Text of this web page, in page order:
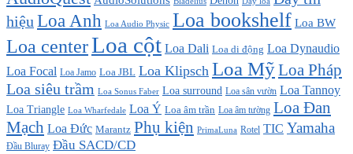
hiệu Loa Anh Loa Audio Physic Loa bookshelf Loa BW
Loa centerLoa cột Loa Dali Loa di động Loa Dynaudio
Loa Focal Loa Jamo Loa JBL Loa Klipsch Loa MỹLoa Pháp
Loa siêu trầm Loa Sonus Faber Loa surround Loa sân vườn Loa Tannoy
Loa Triangle Loa Wharfedale Loa Ý Loa âm trần Loa âm tường Loa Đan
Mạch Loa Đức Marantz Phụ kiện PrimaLuna Rotel TIC Yamaha
Đầu Bluray Đầu SACD/CD